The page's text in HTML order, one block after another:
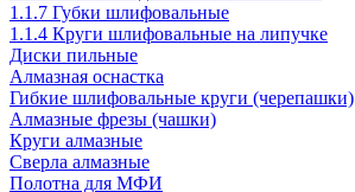
1.1.7 Губки шлифовальные
1.1.4 Круги шлифовальные на липучке
Диски пильные
Алмазная оснастка
Гибкие шлифовальные круги (черепашки)
Алмазные фрезы (чашки)
Круги алмазные
Сверла алмазные
Полотна для МФИ